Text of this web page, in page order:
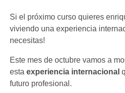
Si el próximo curso quieres
viviendo una experiencia
necesitas!
Este mes de octubre vamos a
esta experiencia internacional
futuro profesional.